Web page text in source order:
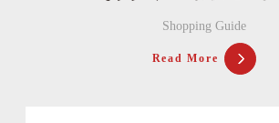
Shopping Guide
Read More